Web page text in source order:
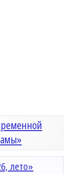
лето»